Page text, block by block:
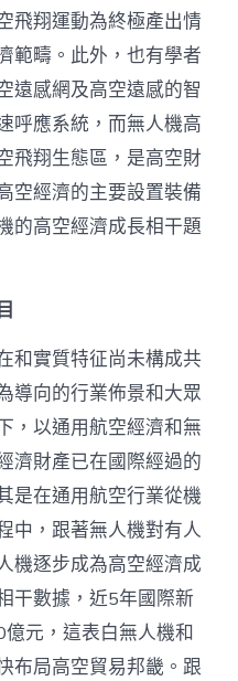
飛翔運動為終極產出情
範疇。此外，也有學者
遠感網及高空遠感的智
呼應系統，而無人機高
飛翔生態區，是高空財
空經濟的主要設置裝備
的高空經濟成長相干題
和實質特征尚未構成共
導向的行業佈景和大眾
，以通用航空經濟和無
濟財產已在國際經過的
是在通用航空行業從機
中，跟著無人機對有人
機逐步成為高空經濟成
干數據，近5年國際新
元，這表白無人機和
布局高空貿易邦畿。跟